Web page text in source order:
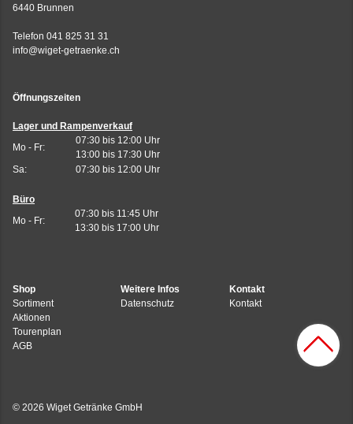
6440 Brunnen
Telefon 041 825 31 31
info@wiget-getraenke.ch
Öffnungszeiten
Lager und Rampenverkauf
Mo - Fr:
07:30 bis 12:00 Uhr
13:00 bis 17:30 Uhr
Sa:
07:30 bis 12:00 Uhr
Büro
Mo - Fr:
07:30 bis 11:45 Uhr
13:30 bis 17:00 Uhr
Shop
Sortiment
Aktionen
Tourenplan
AGB
Weitere Infos
Datenschutz
Kontakt
Kontakt
© 2026 Wiget Getränke GmbH